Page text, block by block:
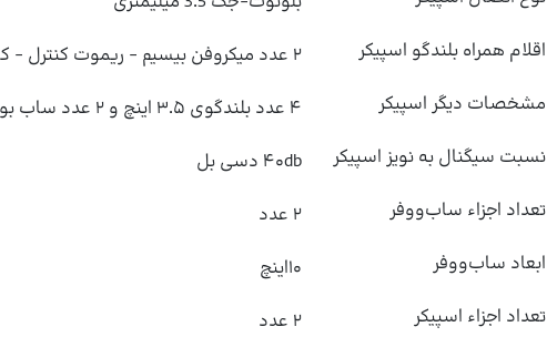
اقلام همراه بلندگو اسپیکر
۲ عدد میکروفن بیسیم - ریموت کنترل - کابل Aux - کابل FM
مشخصات دیگر اسپیکر
۴ عدد بلندگوی ۳.۵ اینچ و ۲ عدد ساب بوفر ۱۰اینچ حرفه‌ای
نسبت سیگنال به نویز اسپیکر
۴۰db دسی بل
تعداد اجزاء ساب‌ووفر
۲ عدد
ابعاد ساب‌ووفر
۱۰اینچ
تعداد اجزاء اسپیکر
۲ عدد